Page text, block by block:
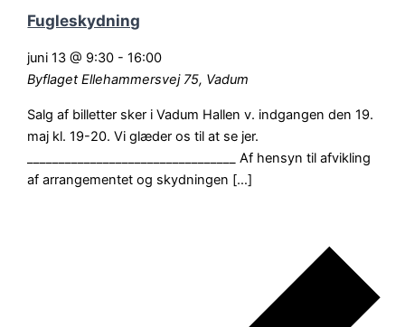
Fugleskydning
juni 13 @ 9:30 -16:00
ByflagetEllehammersvej 75, Vadum
Salg af billetter sker i Vadum Hallen v. indgangen den 19.
maj kl. 19-20. Vi glæder os til at se jer.
_________________________________ Af hensyn til afvikling
af arrangementet og skydningen […]